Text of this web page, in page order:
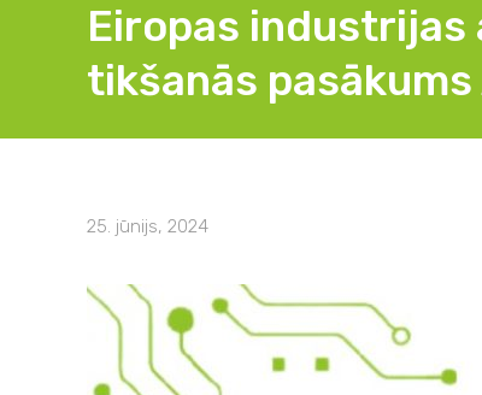
Eiropas industrijas
tikšanās
25. jūnijs, 2024